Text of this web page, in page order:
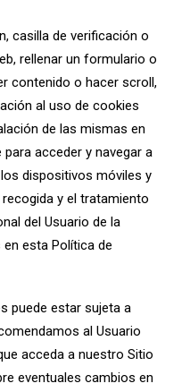
casilla de verificación o
rellenar un formulario o
contenido o hacer scroll,
al uso de cookies
de las mismas en
acceder y navegar a
dispositivos móviles y
y el tratamiento
del Usuario de la
esta Política de
puede estar sujeta a
al Usuario
acceda a nuestro Sitio
eventuales cambios en